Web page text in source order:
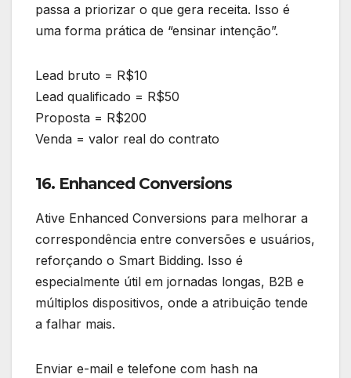
passa a priorizar o que gera receita. Isso é
uma forma prática de “ensinar intenção”.
Lead bruto = R$10
Lead qualificado = R$50
Proposta = R$200
Venda = valor real do contrato
16. Enhanced Conversions
Ative Enhanced Conversions para melhorar a
correspondência entre conversões e usuários,
reforçando o Smart Bidding. Isso é
especialmente útil em jornadas longas, B2B e
múltiplos dispositivos, onde a atribuição tende
a falhar mais.
Enviar e-mail e telefone com hash na